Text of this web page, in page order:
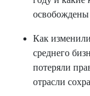
освобождены
Как
среднего
потеряли
отрасли